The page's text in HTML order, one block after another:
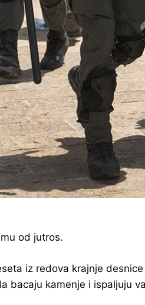
od jutros.
iz redova krajnje
bacaju kamenje i ispaljuju